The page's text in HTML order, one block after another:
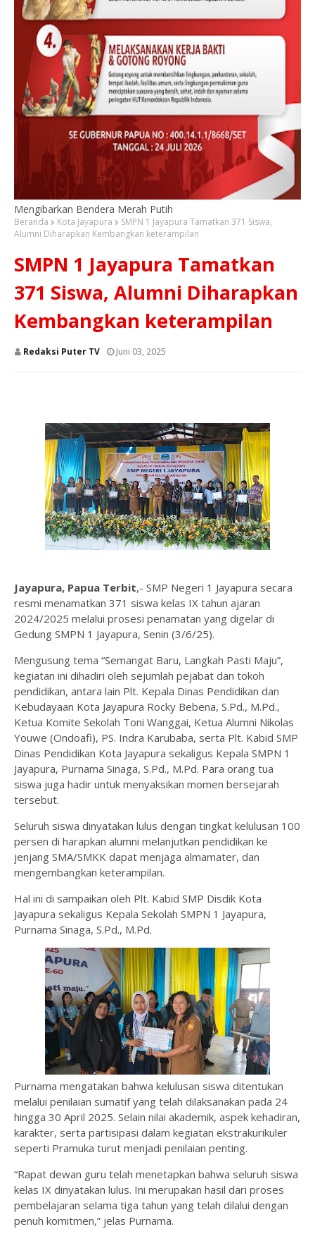
Mengibarkan Bendera Merah Putih
Beranda Kota Jayapura
SMPN 1 Jayapura Tamatkan 371 Siswa,
Alumni Diharapkan Kembangkan keterampilan
SMPN 1 Jayapura Tamatkan
371 Siswa, Alumni Diharapkan
Kembangkan keterampilan
Redaksi Puter TV Juni 03, 2025
Jayapura, Papua Terbit,- SMP Negeri 1 Jayapura secara
resmi menamatkan 371 siswa kelas IX tahun ajaran
2024/2025 melalui prosesi penamatan yang digelar di
Gedung SMPN 1 Jayapura, Senin (3/6/25).
Mengusung tema “Semangat Baru, Langkah Pasti Maju”,
kegiatan ini dihadiri oleh sejumlah pejabat dan tokoh
pendidikan, antara lain Plt. Kepala Dinas Pendidikan dan
Kebudayaan Kota Jayapura Rocky Bebena, S.Pd., M.Pd.,
Ketua Komite Sekolah Toni Wanggai, Ketua Alumni Nikolas
Youwe (Ondoafi), PS. Indra Karubaba, serta Plt. Kabid SMP
Dinas Pendidikan Kota Jayapura sekaligus Kepala SMPN 1
Jayapura, Purnama Sinaga, S.Pd., M.Pd. Para orang tua
siswa juga hadir untuk menyaksikan momen bersejarah
tersebut.
Seluruh siswa dinyatakan lulus dengan tingkat kelulusan 100
persen di harapkan alumni melanjutkan pendidikan ke
jenjang SMA/SMKK dapat menjaga almamater, dan
mengembangkan keterampilan.
Hal ini di sampaikan oleh Plt. Kabid SMP Disdik Kota
Jayapura sekaligus Kepala Sekolah SMPN 1 Jayapura,
Purnama Sinaga, S.Pd., M.Pd.
Purnama mengatakan bahwa kelulusan siswa ditentukan
melalui penilaian sumatif yang telah dilaksanakan pada 24
hingga 30 April 2025. Selain nilai akademik, aspek kehadiran,
karakter, serta partisipasi dalam kegiatan ekstrakurikuler
seperti Pramuka turut menjadi penilaian penting.
“Rapat dewan guru telah menetapkan bahwa seluruh siswa
kelas IX dinyatakan lulus. Ini merupakan hasil dari proses
pembelajaran selama tiga tahun yang telah dilalui dengan
penuh komitmen,” jelas Purnama.